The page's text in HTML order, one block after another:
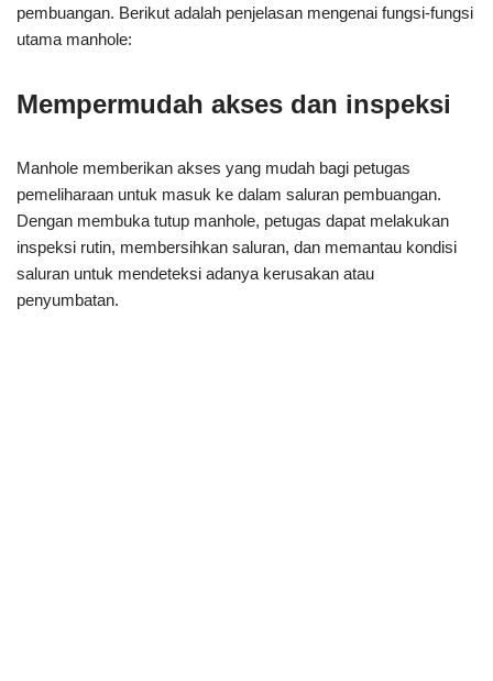
pembuangan. Berikut adalah penjelasan mengenai fungsi-fungsi
utama manhole:
Mempermudah akses dan inspeksi
Manhole memberikan akses yang mudah bagi petugas
pemeliharaan untuk masuk ke dalam saluran pembuangan.
Dengan membuka tutup manhole, petugas dapat melakukan
inspeksi rutin, membersihkan saluran, dan memantau kondisi
saluran untuk mendeteksi adanya kerusakan atau
penyumbatan.